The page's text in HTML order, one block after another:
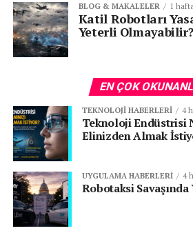
BLOG & MAKALELER 1
Katil Robotları
Yeterli Olmayabilir?
EN ÇOK
TEKNOLOJI HABERLERI 4
Teknoloji Endüstrisi
Elinizden Almak
UYGULAMA HABERLERI 4
Robotaksi Savaşında